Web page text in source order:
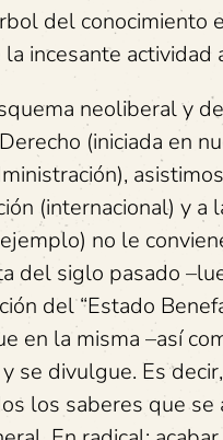
del conocimiento
incesante
neoliberal y de
(iniciada en
(internacional) y a
no le
del siglo pasado
del “Estado
en la misma –así
se divulgue. Es
los saberes que se